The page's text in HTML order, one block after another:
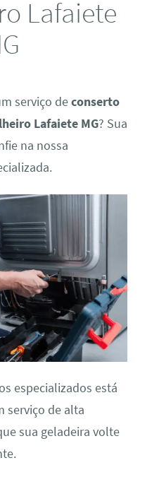
Lafaiete
serviço deconserto
Lafaiete MG? Sua
na nossa
especializados está
serviço de alta
sua geladeira volte